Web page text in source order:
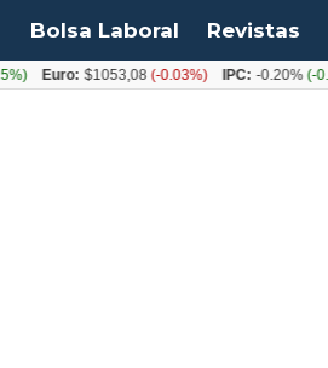
Bolsa Laboral Revistas
Euro: $1053,08(-0.03%) IPC: -0.20%(-0.50